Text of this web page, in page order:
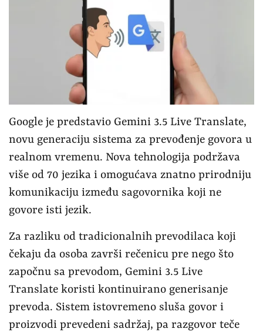
Google je predstavio Gemini 3.5 Live Translate,
novu generaciju sistema za prevođenje govora u
realnom vremenu. Nova tehnologija podržava
više od 70 jezika i omogućava znatno prirodniju
komunikaciju između sagovornika koji ne
govore isti jezik.
Za razliku od tradicionalnih prevodilaca koji
čekaju da osoba završi rečenicu pre nego što
započnu sa prevodom, Gemini 3.5 Live
Translate koristi kontinuirano generisanje
prevoda. Sistem istovremeno sluša govor i
proizvodi prevedeni sadržaj, pa razgovor teče